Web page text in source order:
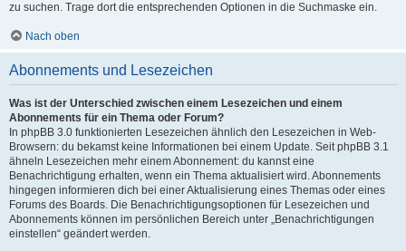
zu suchen. Trage dort die entsprechenden Optionen in die Suchmaske ein.
Nach oben
Abonnements und Lesezeichen
Was ist der Unterschied zwischen einem Lesezeichen und einem
Abonnements für ein Thema oder Forum?
In phpBB 3.0 funktionierten Lesezeichen ähnlich den Lesezeichen in Web-
Browsern: du bekamst keine Informationen bei einem Update. Seit phpBB 3.1
ähneln Lesezeichen mehr einem Abonnement: du kannst eine
Benachrichtigung erhalten, wenn ein Thema aktualisiert wird. Abonnements
hingegen informieren dich bei einer Aktualisierung eines Themas oder eines
Forums des Boards. Die Benachrichtigungsoptionen für Lesezeichen und
Abonnements können im persönlichen Bereich unter „Benachrichtigungen
einstellen“ geändert werden.